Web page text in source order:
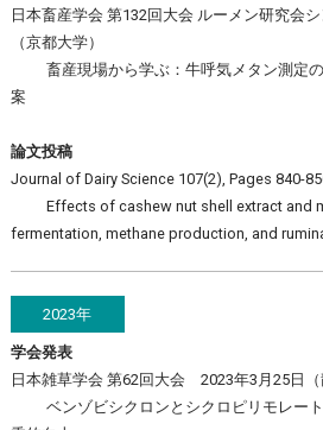
日本畜産学会 第132回大会 ルーメン研究会
（京都大学）
畜産現場から学ぶ：牛呼気メタン測定
案
論文投稿
Journal of Dairy Science 107(2), Pages 840-
Effects of cashew nut shell extract and
fermentation, methane production, and
2023年
学会発表
日本雑草学会 第62回大会 2023年3月25日（
ベンゾビシクロンとシクロピリモレー